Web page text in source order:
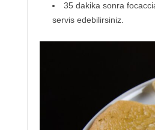
35 dakika sonra
servis edebilirsiniz.